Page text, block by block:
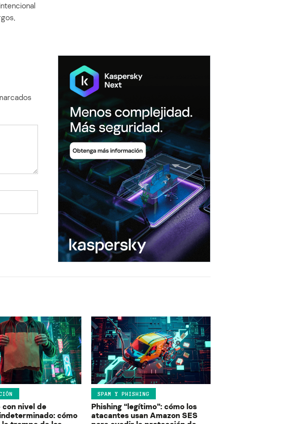
nivel de
cómo
SPAM Y PHISHING
Phishing “legítimo”: cómo los
atacantes usan Amazon SES